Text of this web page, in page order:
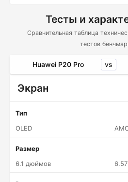
Тесты и
Сравнительная таблица
тестов
Huawei P20 Pro vs
Экран
Тип
OLED
Размер
6.1 дюймов